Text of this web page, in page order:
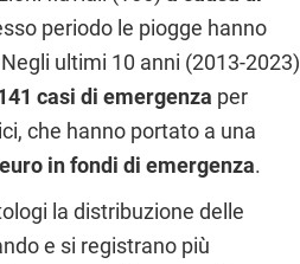
periodo le piogge hanno
ultimi 10 anni (2013-2023)
casi di emergenza per
che hanno portato a una
in fondi di emergenza.
la distribuzione delle
e si registrano più